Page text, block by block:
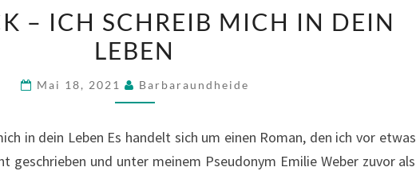
–
ICH
DEIN
– ICH SCHREIB MICH IN DEIN
LEBEN
Mai 18, 2021 Barbaraundheide
in dein Leben Es handelt sich um einen Roman, den ich vor etwas
geschrieben und unter meinem Pseudonym Emilie Weber zuvor als